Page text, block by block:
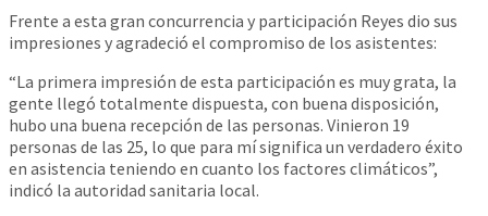
Frente a esta gran concurrencia y participación Reyes dio sus
impresiones y agradeció el compromiso de los asistentes:
“La primera impresión de esta participación es muy grata, la
gente llegó totalmente dispuesta, con buena disposición,
hubo una buena recepción de las personas. Vinieron 19
personas de las 25, lo que para mí significa un verdadero éxito
en asistencia teniendo en cuanto los factores climáticos”,
indicó la autoridad sanitaria local.